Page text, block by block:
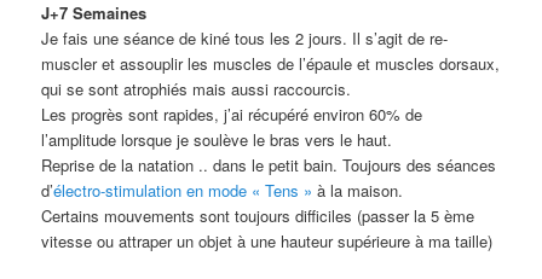
J+7 Semaines
Je fais une séance de kiné tous les 2 jours. Il s’agit de re-
muscler et assouplir les muscles de l’épaule et muscles dorsaux,
qui se sont atrophiés mais aussi raccourcis.
Les progrès sont rapides, j’ai récupéré environ 60% de
l’amplitude lorsque je soulève le bras vers le haut.
Reprise de la natation .. dans le petit bain. Toujours des séances
d’électro-stimulation en mode « Tens » à la maison.
Certains mouvements sont toujours difficiles (passer la 5 ème
vitesse ou attraper un objet à une hauteur supérieure à ma taille)